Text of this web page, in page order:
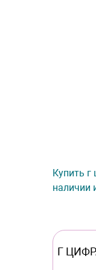
Купить г
наличии
Г